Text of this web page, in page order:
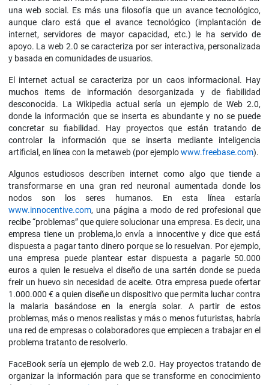
una web social. Es más una filosofía que un avance tecnológico,
aunque claro está que el avance tecnológico (implantación de
internet, servidores de mayor capacidad, etc.) le ha servido de
apoyo. La web 2.0 se caracteriza por ser interactiva, personalizada
y basada en comunidades de usuarios.
El internet actual se caracteriza por un caos informacional. Hay
muchos items de información desorganizada y de fiabilidad
desconocida. La Wikipedia actual sería un ejemplo de Web 2.0,
donde la información que se inserta es abundante y no se puede
concretar su fiabilidad. Hay proyectos que están tratando de
controlar la información que se inserta mediante inteligencia
artificial, en línea con la metaweb (por ejemplowww.freebase.com).
Algunos estudiosos describen internet como algo que tiende a
transformarse en una gran red neuronal aumentada donde los
nodos son los seres humanos. En esta línea estaría
www.innocentive.com, una página a modo de red profesional que
recibe “problemas” que quiere solucionar una empresa. Es decir, una
empresa tiene un problema,lo envía a innocentive y dice que está
dispuesta a pagar tanto dinero porque se lo resuelvan. Por ejemplo,
una empresa puede plantear estar dispuesta a pagarle 50.000
euros a quien le resuelva el diseño de una sartén donde se pueda
freir un huevo sin necesidad de aceite. Otra empresa puede ofertar
1.000.000 € a quien diseñe un dispositivo que permita luchar contra
la malaria basándose en la energía solar. A partir de estos
problemas, más o menos realistas y más o menos futuristas, habría
una red de empresas o colaboradores que empiecen a trabajar en el
problema tratanto de resolverlo.
FaceBook sería un ejemplo de web 2.0. Hay proyectos tratando de
organizar la información para que se transforme en conocimiento